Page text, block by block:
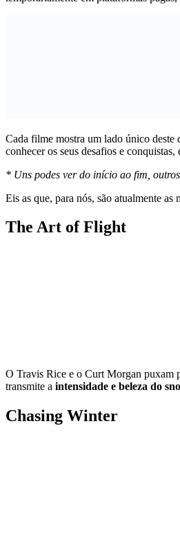
Cada filme mostra um lado único
conhecer os seus desafios e
* Uns podes ver do início ao fim,
Eis as que, para nós, são atualmente
The Art of Flight
O Travis Rice e o Curt Morgan puxam
transmite a intensidade e beleza do
Chasing Winter